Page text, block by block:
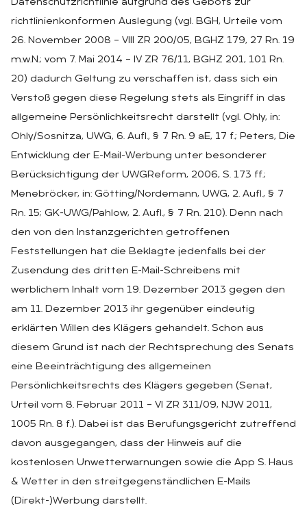
Datenschutzrichtlinie aufgrund des Gebots zur
richtlinienkonformen Auslegung (vgl. BGH, Urteile vom
26. November 2008 – VIII ZR 200/05, BGHZ 179, 27 Rn. 19
m.w.N.; vom 7. Mai 2014 – IV ZR 76/11, BGHZ 201, 101 Rn.
20) dadurch Geltung zu verschaffen ist, dass sich ein
Verstoß gegen diese Regelung stets als Eingriff in das
allgemeine Persönlichkeitsrecht darstellt (vgl. Ohly, in:
Ohly/Sosnitza, UWG, 6. Aufl., § 7 Rn. 9 aE, 17 f.; Peters, Die
Entwicklung der E-Mail-Werbung unter besonderer
Berücksichtigung der UWGReform, 2006, S. 173 ff.;
Menebröcker, in: Götting/Nordemann, UWG, 2. Aufl., § 7
Rn. 15; GK-UWG/Pahlow, 2. Aufl., § 7 Rn. 210). Denn nach
den von den Instanzgerichten getroffenen
Feststellungen hat die Beklagte jedenfalls bei der
Zusendung des dritten E-Mail-Schreibens mit
werblichem Inhalt vom 19. Dezember 2013 gegen den
am 11. Dezember 2013 ihr gegenüber eindeutig
erklärten Willen des Klägers gehandelt. Schon aus
diesem Grund ist nach der Rechtsprechung des Senats
eine Beeinträchtigung des allgemeinen
Persönlichkeitsrechts des Klägers gegeben (Senat,
Urteil vom 8. Februar 2011 – VI ZR 311/09, NJW 2011,
1005 Rn. 8 f.). Dabei ist das Berufungsgericht zutreffend
davon ausgegangen, dass der Hinweis auf die
kostenlosen Unwetterwarnungen sowie die App S. Haus
& Wetter in den streitgegenständlichen E-Mails
(Direkt-)Werbung darstellt.